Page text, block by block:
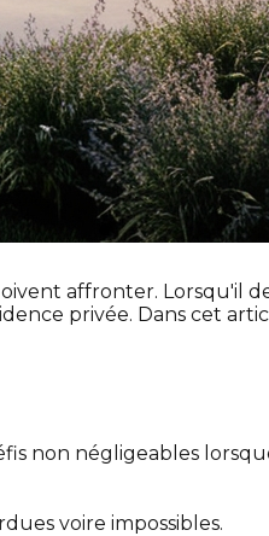
affronter. Lorsqu'il
privée. Dans cet
non négligeables
voire impossibles.